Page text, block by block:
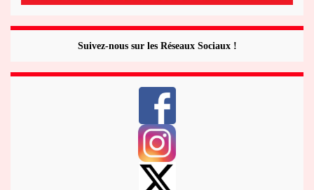
Suivez-nous sur les Réseaux Sociaux !